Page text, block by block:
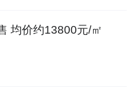
均价约13800元/㎡